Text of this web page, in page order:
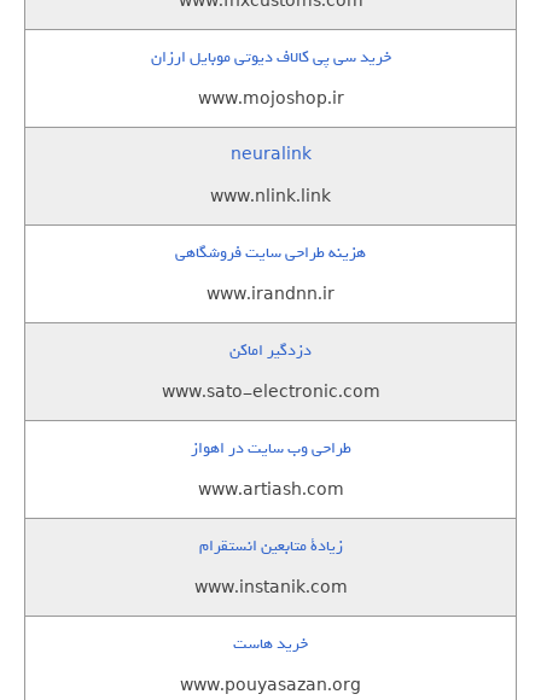
خرید سی پی کالاف دیوتی موبایل ارزان
www.mojoshop.ir
neuralink
www.nlink.link
هزینه طراحی سایت فروشگاهی
www.irandnn.ir
دزدگیر اماکن
www.sato-electronic.com
طراحی وب سایت در اهواز
www.artiash.com
زيادة متابعين انستقرام
www.instanik.com
خرید هاست
www.pouyasazan.org